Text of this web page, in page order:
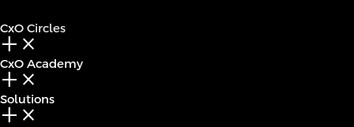
CxO Circles
add_2 close
CxO Academy
add_2 close
Solutions
add_2 close